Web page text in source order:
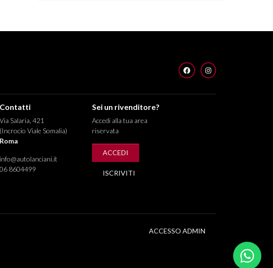
FACEBOOKINSTAGRAM
Contatti
Via Salaria, 421
(Incrocio Viale Somalia)
Roma
info@autolanciani.it
06 8604499
Sei un rivenditore?
Accedi alla tua area
riservata
ACCEDI
ISCRIVITI
ACCESSO ADMIN